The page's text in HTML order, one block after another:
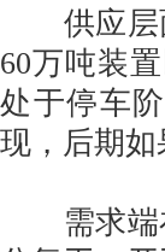
供应层面
60万吨装
处于停车
现，后期
需求端在